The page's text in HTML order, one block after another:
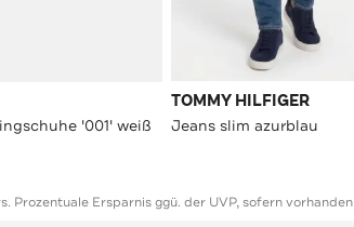
'001' weiß
TOMMY HILFIGER
Jeans slim azurblau
Prozentuale Ersparnis ggü. der UVP, sofern vorhanden